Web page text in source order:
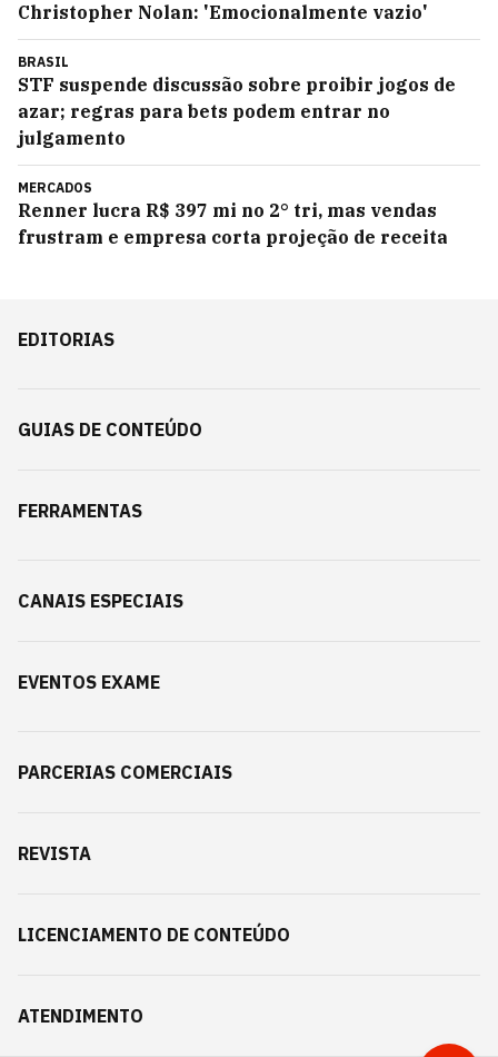
Christopher Nolan: 'Emocionalmente vazio'
BRASIL
STF suspende discussão sobre proibir jogos de
azar; regras para bets podem entrar no
julgamento
MERCADOS
Renner lucra R$ 397 mi no 2° tri, mas vendas
frustram e empresa corta projeção de receita
EDITORIAS
GUIAS DE CONTEÚDO
FERRAMENTAS
CANAIS ESPECIAIS
EVENTOS EXAME
PARCERIAS COMERCIAIS
REVISTA
LICENCIAMENTO DE CONTEÚDO
ATENDIMENTO